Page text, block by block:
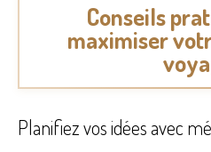
Conseils
maximiser
Planifiez vos idées avec